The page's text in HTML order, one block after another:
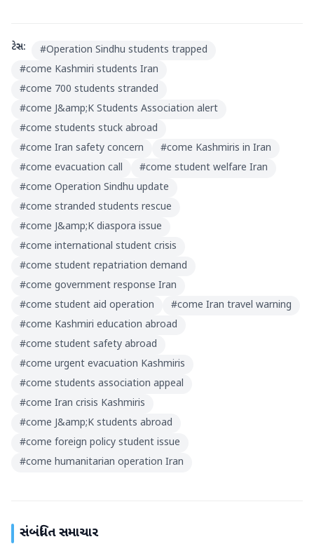
ટેગ્સ: #Operation Sindhu students trapped
#come Kashmiri students Iran
#come 700 students stranded
#come J&amp;K Students Association alert
#come students stuck abroad
#come Iran safety concern #come Kashmiris in Iran
#come evacuation call #come student welfare Iran
#come Operation Sindhu update
#come stranded students rescue
#come J&amp;K diaspora issue
#come international student crisis
#come student repatriation demand
#come government response Iran
#come student aid operation #come Iran travel warning
#come Kashmiri education abroad
#come student safety abroad
#come urgent evacuation Kashmiris
#come students association appeal
#come Iran crisis Kashmiris
#come J&amp;K students abroad
#come foreign policy student issue
#come humanitarian operation Iran
સંબંધિત સમાચાર